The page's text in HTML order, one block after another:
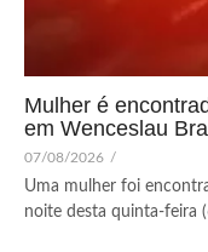
Mulher é
em Wenceslau
07/08/2026 /
Uma mulher foi
noite desta quinta-feira